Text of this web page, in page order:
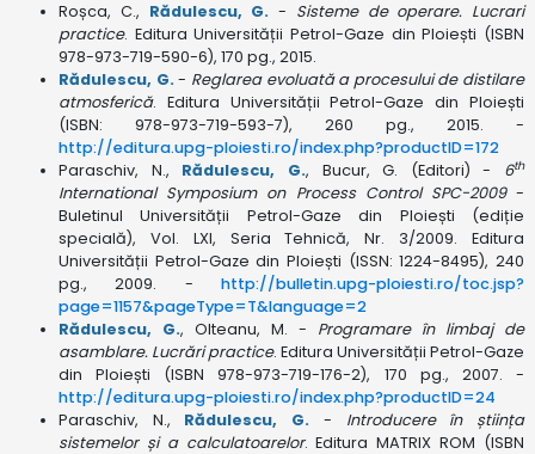
Roșca, C., Rădulescu, G. - Sisteme de operare. Lucrari
practice. Editura Universității Petrol-Gaze din Ploiești (ISBN
978-973-719-590-6), 170 pg., 2015.
Rădulescu, G. - Reglarea evoluată a procesului de distilare
atmosferică. Editura Universității Petrol-Gaze din Ploiești
(ISBN: 978-973-719-593-7), 260 pg., 2015. -
http://editura.upg-ploiesti.ro/index.php?productID=172
Paraschiv, N., Rădulescu, G., Bucur, G. (Editori) - 6th
International Symposium on Process Control SPC-2009-
Buletinul Universității Petrol-Gaze din Ploiești (ediție
specială), Vol. LXI, Seria Tehnică, Nr. 3/2009. Editura
Universității Petrol-Gaze din Ploiești (ISSN: 1224-8495), 240
pg., 2009. - http://bulletin.upg-ploiesti.ro/toc.jsp?
page=1157&pageType=T&language=2
Rădulescu, G., Olteanu, M. - Programare în limbaj de
asamblare. Lucrări practice. Editura Universității Petrol-Gaze
din Ploiești (ISBN 978-973-719-176-2), 170 pg., 2007. -
http://editura.upg-ploiesti.ro/index.php?productID=24
Paraschiv, N., Rădulescu, G. - Introducere în știința
sistemelor și a calculatoarelor. Editura MATRIX ROM (ISBN